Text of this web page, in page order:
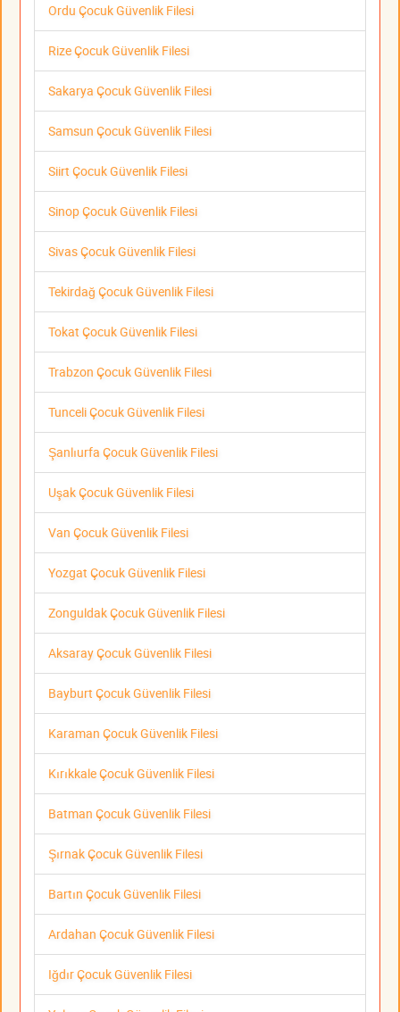
Ordu Çocuk Güvenlik Filesi
Rize Çocuk Güvenlik Filesi
Sakarya Çocuk Güvenlik Filesi
Samsun Çocuk Güvenlik Filesi
Siirt Çocuk Güvenlik Filesi
Sinop Çocuk Güvenlik Filesi
Sivas Çocuk Güvenlik Filesi
Tekirdağ Çocuk Güvenlik Filesi
Tokat Çocuk Güvenlik Filesi
Trabzon Çocuk Güvenlik Filesi
Tunceli Çocuk Güvenlik Filesi
Şanlıurfa Çocuk Güvenlik Filesi
Uşak Çocuk Güvenlik Filesi
Van Çocuk Güvenlik Filesi
Yozgat Çocuk Güvenlik Filesi
Zonguldak Çocuk Güvenlik Filesi
Aksaray Çocuk Güvenlik Filesi
Bayburt Çocuk Güvenlik Filesi
Karaman Çocuk Güvenlik Filesi
Kırıkkale Çocuk Güvenlik Filesi
Batman Çocuk Güvenlik Filesi
Şırnak Çocuk Güvenlik Filesi
Bartın Çocuk Güvenlik Filesi
Ardahan Çocuk Güvenlik Filesi
Iğdır Çocuk Güvenlik Filesi